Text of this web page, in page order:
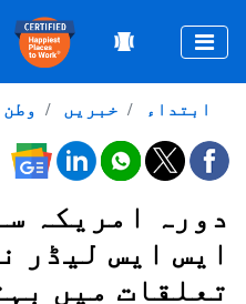
وطن خبریں ابتداء
دورہ امریکہ
ایس ایس لیڈر
تعلقات میں